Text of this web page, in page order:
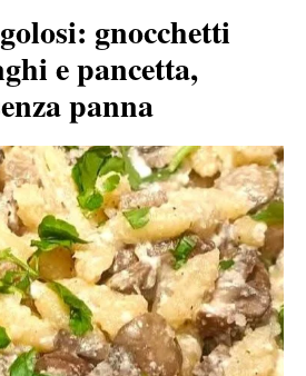
gnocchetti
e pancetta,
panna